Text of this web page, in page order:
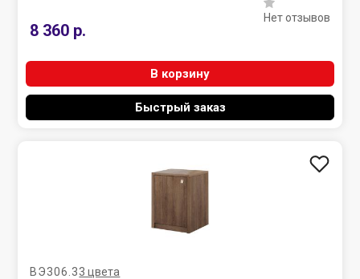
8 360 р.
Нет отзывов
В корзину
Быстрый заказ
ВЭ306.33 цвета